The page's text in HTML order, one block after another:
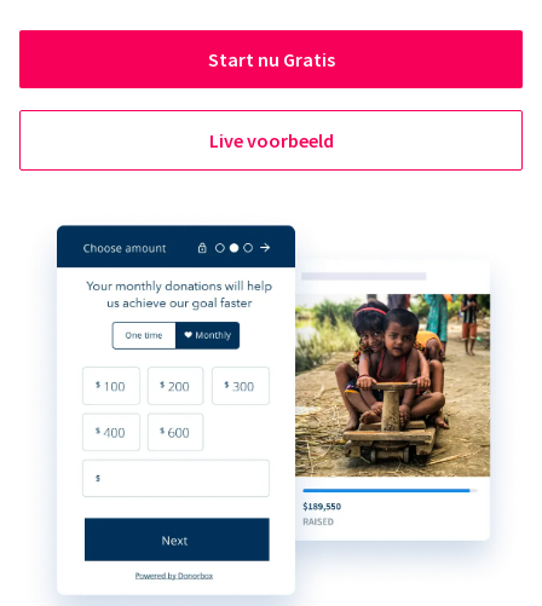
Start nu Gratis
Live voorbeeld